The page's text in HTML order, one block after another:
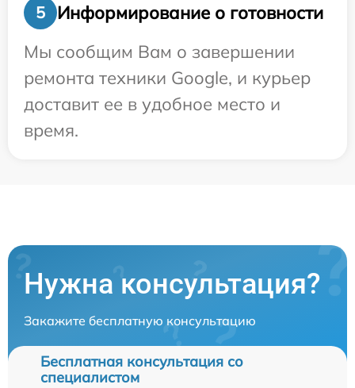
5
Информирование о готовности
Мы сообщим Вам о завершении
ремонта техники Google, и курьер
доставит ее в удобное место и
время.
Нужна консультация?
Закажите бесплатную консультацию
Бесплатная консультация со
специалистом